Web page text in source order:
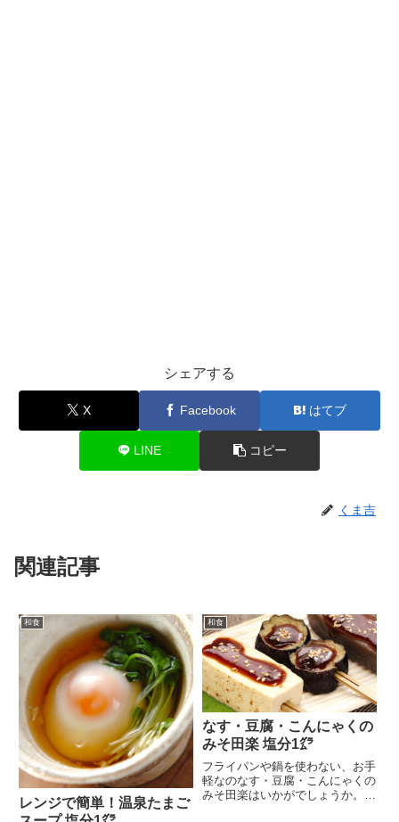
シェアする
X Facebook はてブ
LINE コピー
くま吉
関連記事
和食
レンジで簡単！温泉たまご
和食
なす・豆腐・こんにゃくの
みそ田楽 塩分1㌘
フライパンや鍋を使わない、お手
軽なのなす・豆腐・こんにゃくの
みそ田楽はいかがでしょうか。具